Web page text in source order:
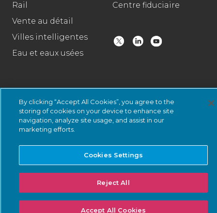
Rail
Vente au détail
Villes intelligentes
Eau et eaux usées
Centre fiduciaire
© 2026 Nozomi Networks . Tous droits réservés.Politique de
confidentialitéet certifications.État du système.
By clicking “Accept All Cookies”, you agree to the
storing of cookies on your device to enhance site
navigation, analyze site usage, and assist in our
marketing efforts.
Cookies Settings
Reject All
Accept All Cookies